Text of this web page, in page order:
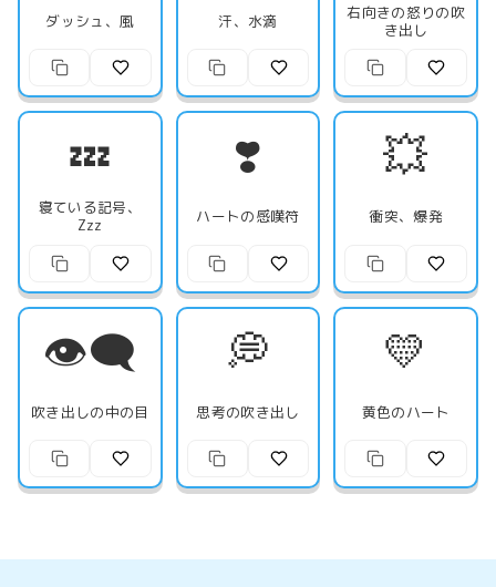
ダッシュ、風 汗、水滴
右向きの怒りの吹
き出し
💤
寝ている記号、
Zzz
❣️
ハートの感嘆符
💥
衝突、爆発
👁️‍🗨️
吹き出しの中の目
💭
思考の吹き出し
💛
黄色のハート